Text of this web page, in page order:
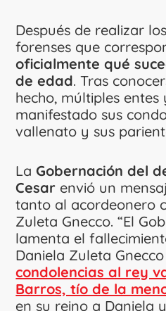
Después de realizar
forenses que
oficialmente qué
de edad. Tras
hecho, múltiples entes
manifestado sus
vallenato y sus
LaGobernación del
Cesar envió un
tanto al acordeonero
Zuleta Gnecco. “El
lamenta el
Daniela Zuleta
condolencias al rey
Barros, tío de la
en su reino a Daniela